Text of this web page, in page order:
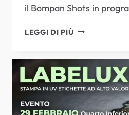
il Bompan Shots in
LEGGI DI PIÙBOMPAN
WEEK